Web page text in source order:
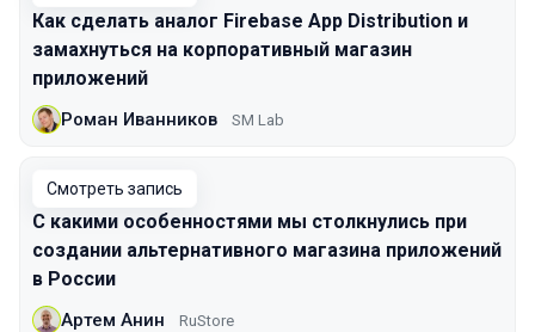
Как сделать аналог Firebase App Distribution и
замахнуться на корпоративный магазин
приложений
Роман Иванников SM Lab
Смотреть запись
С какими особенностями мы столкнулись при
создании альтернативного магазина приложений
в России
Артем Анин RuStore